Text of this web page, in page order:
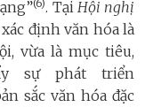
(6). Tại Hội nghị
xác định văn hóa là
vừa là mục tiêu,
sự phát triển
sắc văn hóa đặc